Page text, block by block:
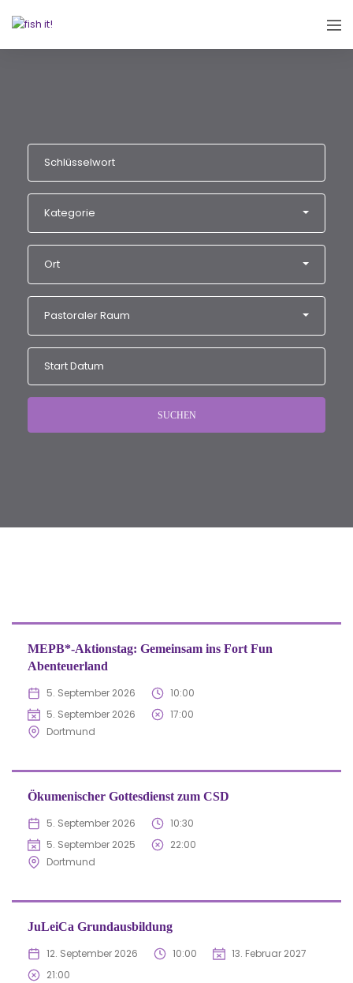
Kategorie
Ort
Pastoraler Raum
SUCHEN
MEPB*-Aktionstag: Gemeinsam ins Fort Fun
Abenteuerland
5. September 2026
10:00
5. September 2026
17:00
Dortmund
Ökumenischer Gottesdienst zum CSD
5. September 2026
10:30
5. September 2025
22:00
Dortmund
JuLeiCa Grundausbildung
12. September 2026
10:00
13. Februar 2027
21:00